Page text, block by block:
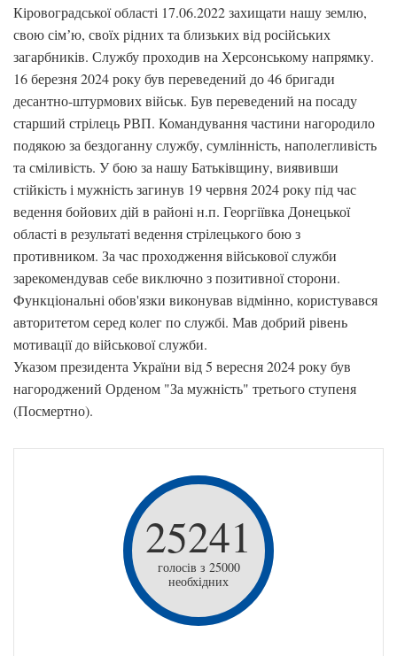
Кіровоградської області 17.06.2022 захищати нашу землю,
свою сімʼю, своїх рідних та близьких від російських
загарбників. Службу проходив на Херсонському напрямку.
16 березня 2024 року був переведений до 46 бригади
десантно-штурмових військ. Був переведений на посаду
старший стрілець РВП. Командування частини нагородило
подякою за бездоганну службу, сумлінність, наполегливість
та сміливість. У бою за нашу Батьківщину, виявивши
стійкість і мужність загинув 19 червня 2024 року під час
ведення бойових дій в районі н.п. Георгіївка Донецької
області в результаті ведення стрілецького бою з
противником. За час проходження військової служби
зарекомендував себе виключно з позитивної сторони.
Функціональні обов'язки виконував відмінно, користувався
авторитетом серед колег по службі. Мав добрий рівень
мотивації до військової служби.
Указом президента України від 5 вересня 2024 року був
нагороджений Орденом "За мужність" третього ступеня
(Посмертно).
25241
голосів з 25000
необхідних